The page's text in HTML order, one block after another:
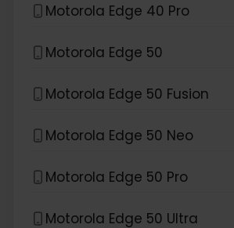
Motorola Edge 40 Pro
Motorola Edge 50
Motorola Edge 50 Fusion
Motorola Edge 50 Neo
Motorola Edge 50 Pro
Motorola Edge 50 Ultra